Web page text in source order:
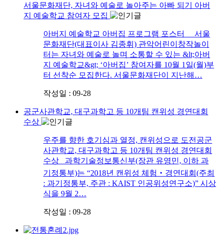
서울문화재단, 자녀와 예술로 놀아주는 아빠 되기 아버
지 예술학교 참여자 모집
아버지 예술학교 아버집 프로그램 포스터 서울
문화재단(대표이사 김종휘) 관악어린이창작놀이
터는 자녀와 예술로 놀며 소통할 수 있는 &lt;아버
지 예술학교&gt; ‘아버집’ 참여자를 10월 1일(월)부
터 선착순 모집한다. 서울문화재단이 지난해…
작성일 : 09-28
공군사관학교, 대구과학고 등 10개팀 캔위성 경연대회
수상
우주를 향한 호기심과 열정, 캔위성으로 도전공군
사관학교, 대구과학고 등 10개팀 캔위성 경연대회
수상 과학기술정보통신부(장관 유영민, 이하 과
기정통부)는 “2018년 캔위성 체험‧경연대회(주최
: 과기정통부, 주관 : KAIST 인공위성연구소)” 시상
식을 9월 2…
작성일 : 09-28